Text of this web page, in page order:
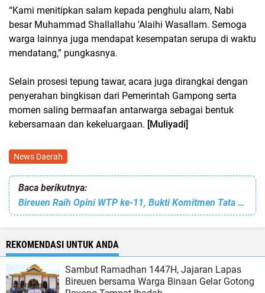
“Kami menitipkan salam kepada penghulu alam, Nabi
besar Muhammad Shallallahu 'Alaihi Wasallam. Semoga
warga lainnya juga mendapat kesempatan serupa di waktu
mendatang,” pungkasnya.
Selain prosesi tepung tawar, acara juga dirangkai dengan
penyerahan bingkisan dari Pemerintah Gampong serta
momen saling bermaafan antarwarga sebagai bentuk
kebersamaan dan kekeluargaan. [Muliyadi]
News Daerah
Baca berikutnya:
Bireuen Raih Opini WTP ke-11, Bukti Komitmen Tata Kelola Keuangan yang Transparan
REKOMENDASI UNTUK ANDA
Sambut Ramadhan 1447H, Jajaran Lapas
Bireuen bersama Warga Binaan Gelar Gotong